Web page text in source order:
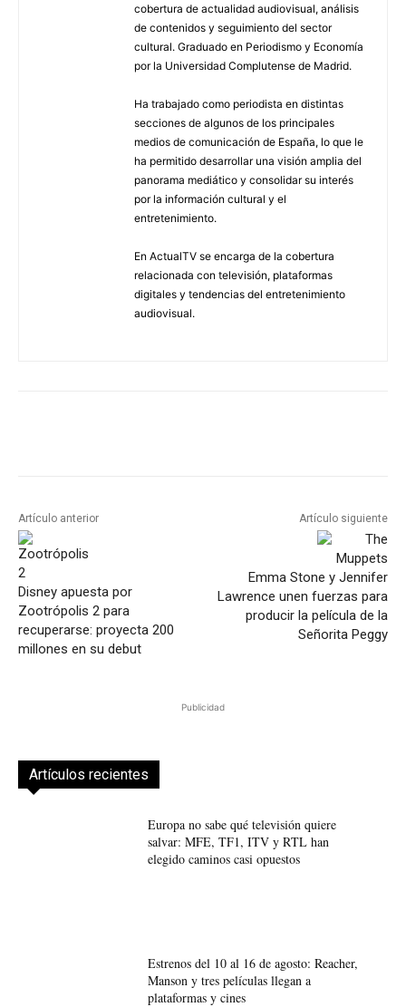
cobertura de actualidad audiovisual, análisis
de contenidos y seguimiento del sector
cultural. Graduado en Periodismo y Economía
por la Universidad Complutense de Madrid.
Ha trabajado como periodista en distintas
secciones de algunos de los principales
medios de comunicación de España, lo que le
ha permitido desarrollar una visión amplia del
panorama mediático y consolidar su interés
por la información cultural y el
entretenimiento.
En ActualTV se encarga de la cobertura
relacionada con televisión, plataformas
digitales y tendencias del entretenimiento
audiovisual.
Artículo anterior
Disney apuesta por
Zootrópolis 2 para
recuperarse: proyecta 200
millones en su debut
Artículo siguiente
Emma Stone y Jennifer
Lawrence unen fuerzas para
producir la película de la
Señorita Peggy
Publicidad
Artículos recientes
Europa no sabe qué televisión quiere
salvar: MFE, TF1, ITV y RTL han
elegido caminos casi opuestos
Estrenos del 10 al 16 de agosto: Reacher,
Manson y tres películas llegan a
plataformas y cines